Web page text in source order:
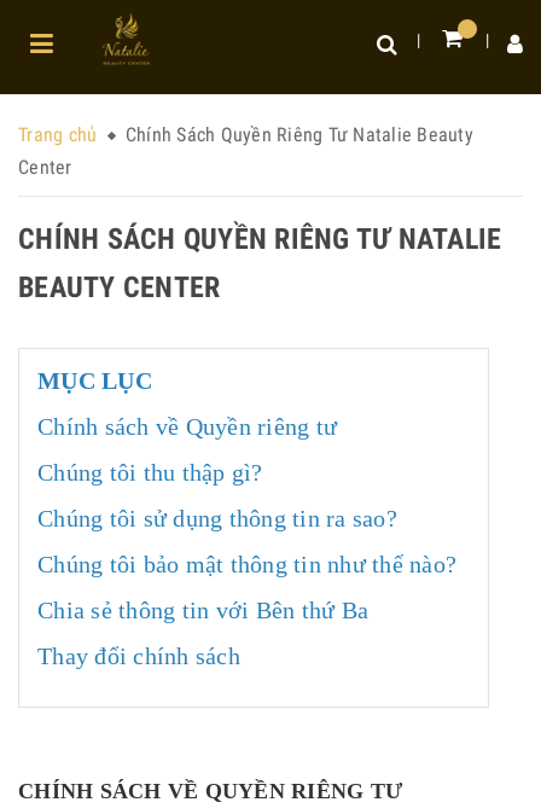
Trang chủ
Chính Sách Quyền Riêng Tư Natalie Beauty
Center
CHÍNH SÁCH QUYỀN RIÊNG TƯ NATALIE
BEAUTY CENTER
MỤC LỤC
Chính sách về Quyền riêng tư
Chúng tôi thu thập gì?
Chúng tôi sử dụng thông tin ra sao?
Chúng tôi bảo mật thông tin như thế nào?
Chia sẻ thông tin với Bên thứ Ba
Thay đổi chính sách
CHÍNH SÁCH VỀ QUYỀN RIÊNG TƯ